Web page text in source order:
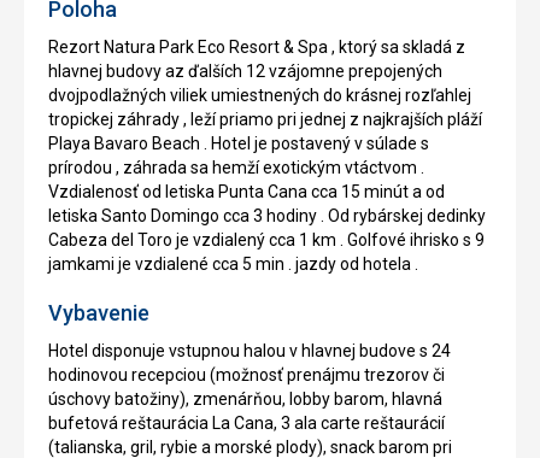
Poloha
Rezort Natura Park Eco Resort & Spa , ktorý sa skladá z
hlavnej budovy az ďalších 12 vzájomne prepojených
dvojpodlažných viliek umiestnených do krásnej rozľahlej
tropickej záhrady , leží priamo pri jednej z najkrajších pláží
Playa Bavaro Beach . Hotel je postavený v súlade s
prírodou , záhrada sa hemží exotickým vtáctvom .
Vzdialenosť od letiska Punta Cana cca 15 minút a od
letiska Santo Domingo cca 3 hodiny . Od rybárskej dedinky
Cabeza del Toro je vzdialený cca 1 km . Golfové ihrisko s 9
jamkami je vzdialené cca 5 min . jazdy od hotela .
Vybavenie
Hotel disponuje vstupnou halou v hlavnej budove s 24
hodinovou recepciou (možnosť prenájmu trezorov či
úschovy batožiny), zmenárňou, lobby barom, hlavná
bufetová reštaurácia La Cana, 3 ala carte reštaurácií
(talianska, gril, rybie a morské plody), snack barom pri